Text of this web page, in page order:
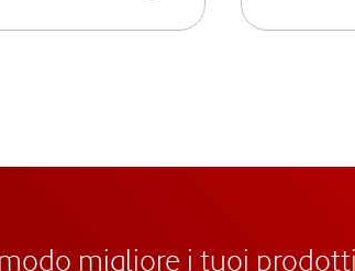
migliore i tuoi